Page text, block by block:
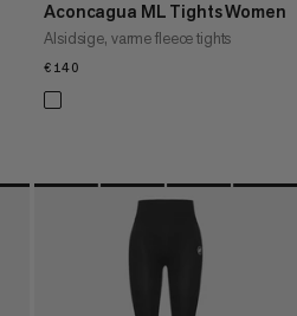
Aconcagua ML Tights Women
Alsidsige, varme fleece tights
€140